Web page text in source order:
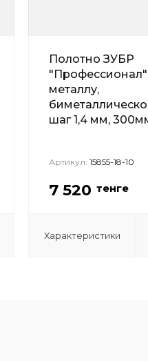
Полотно ЗУБР
металлу,
шаг 1,4 мм,
Артикул: 15855-18-10
7 520 тенге
Характеристики